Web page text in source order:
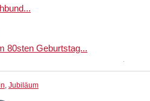
80sten Geburtstag...
, Jubiläum